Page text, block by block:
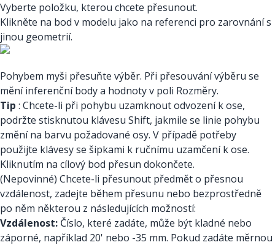
Vyberte položku, kterou chcete přesunout.
Klikněte na bod v modelu jako na referenci pro zarovnání s
jinou geometrií.
Pohybem myši přesuňte výběr. Při přesouvání výběru se
mění inferenční body a hodnoty v poli Rozměry.
Tip : Chcete-li při pohybu uzamknout odvození k ose,
podržte stisknutou klávesu Shift, jakmile se linie pohybu
změní na barvu požadované osy. V případě potřeby
použijte klávesy se šipkami k ručnímu uzamčení k ose.
Kliknutím na cílový bod přesun dokončete.
(Nepovinné) Chcete-li přesunout předmět o přesnou
vzdálenost, zadejte během přesunu nebo bezprostředně
po něm některou z následujících možností:
Vzdálenost: Číslo, které zadáte, může být kladné nebo
záporné, například 20' nebo -35 mm. Pokud zadáte měrnou